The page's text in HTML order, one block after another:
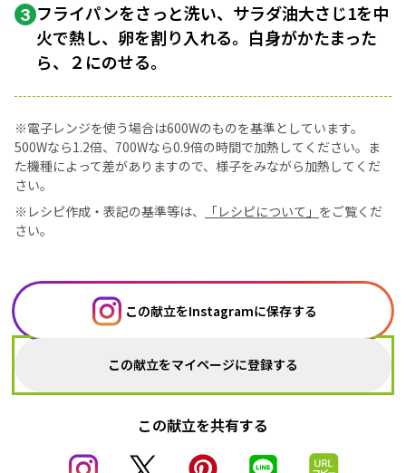
3 フライパンをさっと洗い、サラダ油大さじ1を中
火で熱し、卵を割り入れる。白身がかたまった
ら、２にのせる。
※電子レンジを使う場合は600Wのものを基準としています。
500Wなら1.2倍、700Wなら0.9倍の時間で加熱してください。ま
た機種によって差がありますので、様子をみながら加熱してくだ
さい。
※レシピ作成・表記の基準等は、
「レシピについて」 をご覧くだ
さい。
この献立をInstagramに保存する
この献立をマイページに登録する
この献立を共有する